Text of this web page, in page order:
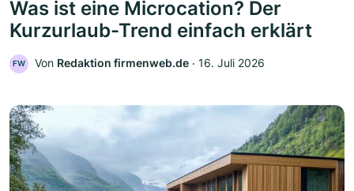
Was ist eine Microcation? Der
Kurzurlaub-Trend einfach erklärt
FW Von Redaktion firmenweb.de ‧ 16. Juli 2026